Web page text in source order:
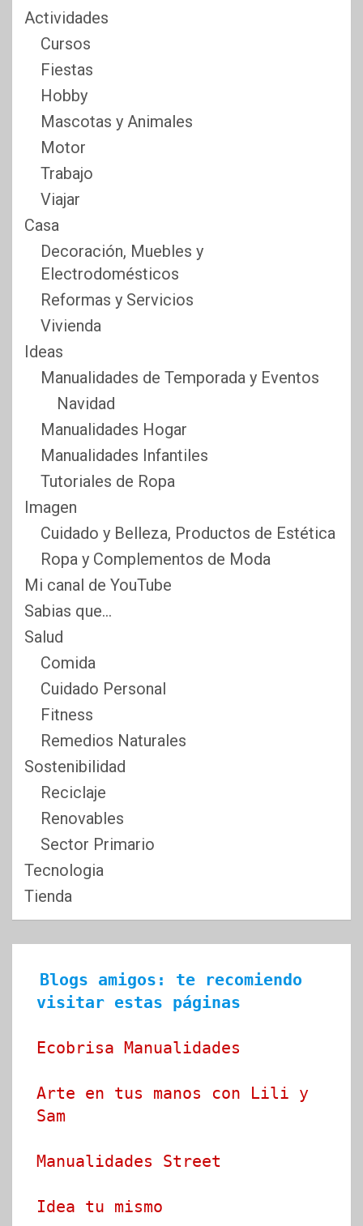
Actividades
Cursos
Fiestas
Hobby
Mascotas y Animales
Motor
Trabajo
Viajar
Casa
Decoración, Muebles y
Electrodomésticos
Reformas y Servicios
Vivienda
Ideas
Manualidades de Temporada y Eventos
Navidad
Manualidades Hogar
Manualidades Infantiles
Tutoriales de Ropa
Imagen
Cuidado y Belleza, Productos de Estética
Ropa y Complementos de Moda
Mi canal de YouTube
Sabias que…
Salud
Comida
Cuidado Personal
Fitness
Remedios Naturales
Sostenibilidad
Reciclaje
Renovables
Sector Primario
Tecnologia
Tienda
Blogs amigos: te recomiendo
visitar estas páginas
Ecobrisa Manualidades
Arte en tus manos con Lili y
Sam
Manualidades Street
Idea tu mismo